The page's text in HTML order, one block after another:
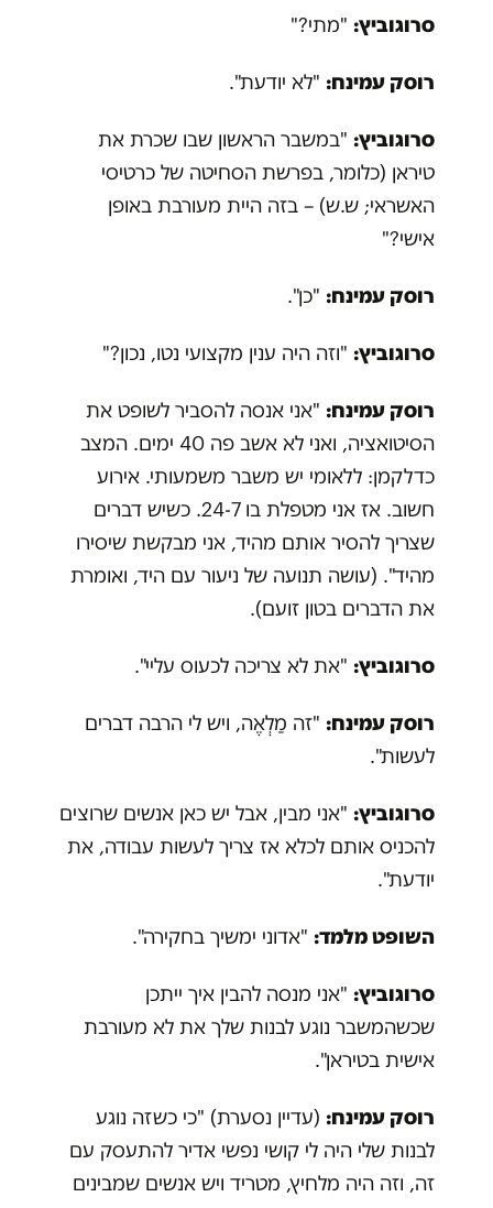
סרוגוביץ: "מתי?"
רוסק עמינח: "לא יודעת".
סרוגוביץ: "במשבר הראשון שבו שכרת את
טיראן (כלומר, בפרשת הסחיטה של כרטיסי
האשראי; ש.ש) – בזה היית מעורבת באופן
אישי?"
רוסק עמינח: "כן".
סרוגוביץ: "וזה היה ענין מקצועי נטו, נכון?"
רוסק עמינח: "אני אנסה להסביר לשופט את
הסיטואציה, ואני לא אשב פה 40 ימים. המצב
כדלקמן: ללאומי יש משבר משמעותי. אירוע
חשוב. אז אני מטפלת בו 24-7. כשיש דברים
שצריך להסיר אותם מהיד, אני מבקשת שיסירו
מהיד". (עושה תנועה של ניעור עם היד, ואומרת
את הדברים בטון זועם).
סרוגוביץ: "את לא צריכה לכעוס עליי".
רוסק עמינח: "זה מַלְאֶה, ויש לי הרבה דברים
לעשות".
סרוגוביץ: "אני מבין, אבל יש כאן אנשים שרוצים
להכניס אותם לכלא אז צריך לעשות עבודה, את
יודעת".
השופט מלמד: "אדוני ימשיך בחקירה".
סרוגוביץ: "אני מנסה להבין איך ייתכן
שכשהמשבר נוגע לבנות שלך את לא מעורבת
אישית בטיראן".
רוסק עמינח: (עדיין נסערת) "כי כשזה נוגע
לבנות שלי היה לי קושי נפשי אדיר להתעסק עם
זה, וזה היה מלחיץ, מטריד ויש אנשים שמבינים